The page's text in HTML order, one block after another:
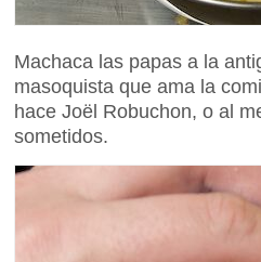
Machaca las papas a la
masoquista que ama la
hace Joël Robuchon, o al
sometidos.